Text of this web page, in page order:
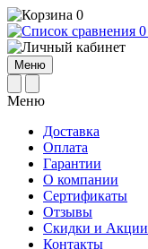
0
0
Меню
Меню
Доставка
Оплата
Гарантии
О компании
Сертификаты
Отзывы
Cкидки и Акции
Контакты